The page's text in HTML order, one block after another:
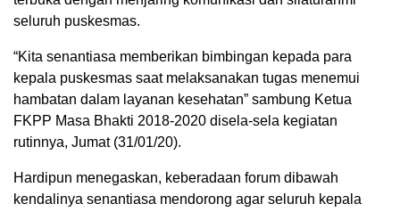
seluruh puskesmas.
“Kita senantiasa memberikan bimbingan kepada para
kepala puskesmas saat melaksanakan tugas menemui
hambatan dalam layanan kesehatan” sambung Ketua
FKPP Masa Bhakti 2018-2020 disela-sela kegiatan
rutinnya, Jumat (31/01/20).
Hardipun menegaskan, keberadaan forum dibawah
kendalinya senantiasa mendorong agar seluruh kepala